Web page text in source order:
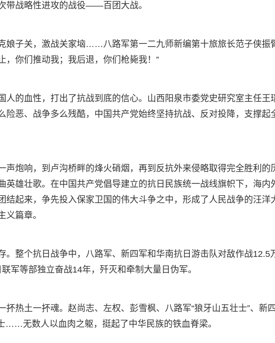
带战略性进攻的战役——百团大战。
娘子关，激战关家垴……八路军第一二九师新编第十旅旅长范子侠振
，你们推动我；我后退，你们枪毙我！”
人的血性，打出了抗战到底的信心。山西阳泉市委党史研究室主任王
险恶、战争多么残酷，中国共产党始终坚持抗战、反对投降，支撑起
声炮响，到卢沟桥畔的烽火硝烟，再到反抗外来侵略取得完全胜利的
英雄壮歌。在中国共产党倡导建立的抗日民族统一战线旗帜下，海内
结起来，争先投入保家卫国的伟大斗争之中，形成了人民战争的汪洋
义篇章。
。整个抗日战争中，八路军、新四军和华南抗日游击队对敌作战12.5
军等部独立奋战14年，歼灭和牵制大量日伪军。
抔热土一抔魂。赵尚志、左权、彭雪枫、八路军“狼牙山五壮士”、新
……无数人以血肉之躯，挺起了中华民族的铁血脊梁。